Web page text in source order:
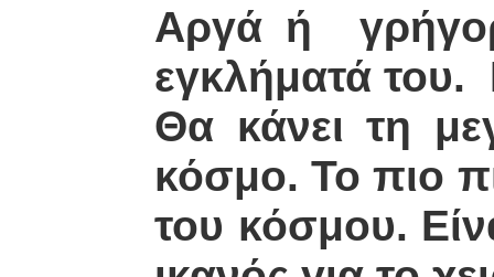
Αργά ή
εγκλήματά του.
Θα κάνει τη
κόσμο. Το πιο
του κόσμου.